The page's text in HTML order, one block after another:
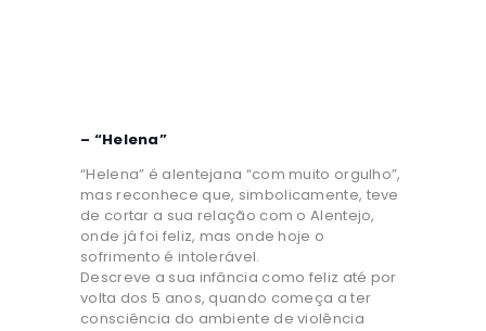
– “Helena”
“Helena” é alentejana “com muito orgulho”,
mas reconhece que, simbolicamente, teve
de cortar a sua relação com o Alentejo,
onde já foi feliz, mas onde hoje o
sofrimento é intolerável.
Descreve a sua infância como feliz até por
volta dos 5 anos, quando começa a ter
consciência do ambiente de violência